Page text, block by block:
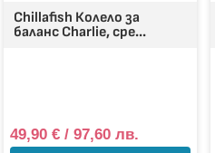
Chillafish Колело за
баланс Charlie, сре...
49,90 €/ 97,60 лв.